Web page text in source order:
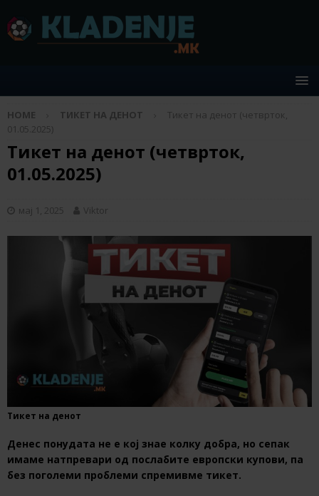
HOME ТИКЕТ НА ДЕНОТ
Тикет на денот (четврток,
01.05.2025)
Тикет на денот (четврток,
01.05.2025)
мај 1, 2025 Viktor
Тикет на денот
Денес понудата не е кој знае колку добра, но сепак
имаме натпревари од послабите европски купови, па
без поголеми проблеми спремивме тикет.